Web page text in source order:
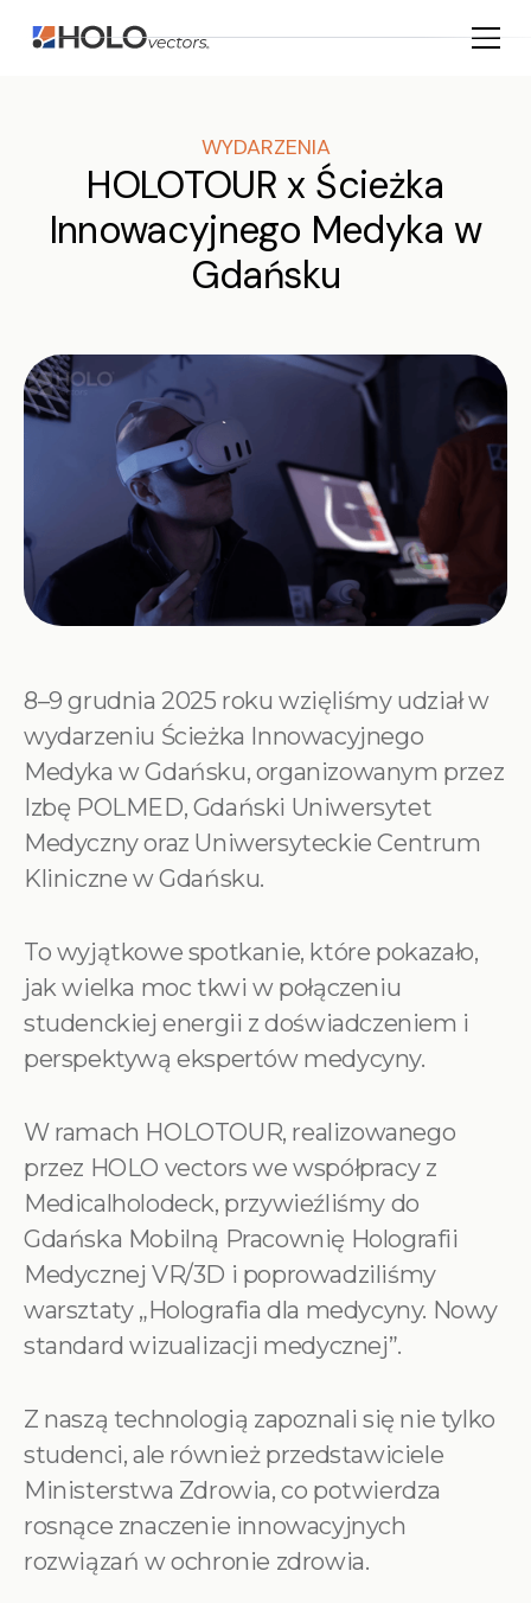
WYDARZENIA
HOLOTOUR x Ścieżka
Innowacyjnego Medyka w
Gdańsku
8–9 grudnia 2025 roku wzięliśmy udział w
wydarzeniu Ścieżka Innowacyjnego
Medyka w Gdańsku, organizowanym przez
Izbę POLMED, Gdański Uniwersytet
Medyczny oraz Uniwersyteckie Centrum
Kliniczne w Gdańsku.
To wyjątkowe spotkanie, które pokazało,
jak wielka moc tkwi w połączeniu
studenckiej energii z doświadczeniem i
perspektywą ekspertów medycyny.
W ramach HOLOTOUR, realizowanego
przez HOLO vectors we współpracy z
Medicalholodeck, przywieźliśmy do
Gdańska Mobilną Pracownię Holografii
Medycznej VR/3D i poprowadziliśmy
warsztaty „Holografia dla medycyny. Nowy
standard wizualizacji medycznej”.
Z naszą technologią zapoznali się nie tylko
studenci, ale również przedstawiciele
Ministerstwa Zdrowia, co potwierdza
rosnące znaczenie innowacyjnych
rozwiązań w ochronie zdrowia.